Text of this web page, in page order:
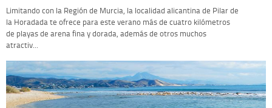
Limitando con la Región de Murcia, la localidad alicantina de Pilar de
la Horadada te ofrece para este verano más de cuatro kilómetros
de playas de arena fina y dorada, además de otros muchos
atractiv...